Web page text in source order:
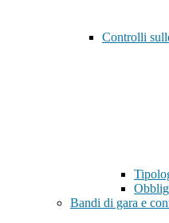
Controlli
Bandi di gara e